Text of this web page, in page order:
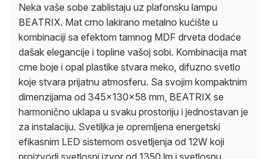
Neka vaše sobe zablistaju uz plafonsku lampu
BEATRIX. Mat crno lakirano metalno kućište u
kombinaciji sa efektom tamnog MDF drveta dodaće
dašak elegancije i topline vašoj sobi. Kombinacija mat
crne boje i opal plastike stvara meko, difuzno svetlo
koje stvara prijatnu atmosferu. Sa svojim kompaktnim
dimenzijama od 345x130x58 mm, BEATRIX se
harmonično uklapa u svaku prostoriju i jednostavan je
za instalaciju. Svetiljka je opremljena energetski
efikasnim LED sistemom osvetljenja od 12W koji
proizvodi svetlosni izvor od 1350 lm i svetlosnu